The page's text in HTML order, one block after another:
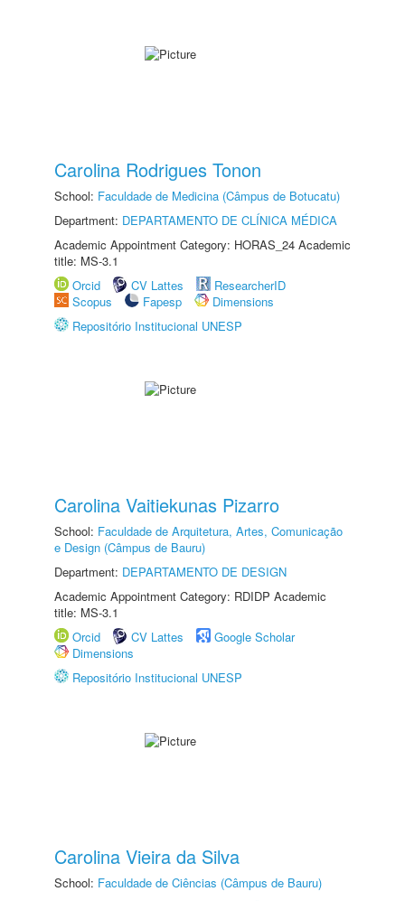
Carolina Rodrigues Tonon
School: Faculdade de Medicina (Câmpus de Botucatu)
Department: DEPARTAMENTO DE CLÍNICA MÉDICA
Academic Appointment Category: HORAS_24 Academic
title: MS-3.1
Orcid
CV Lattes
ResearcherID
Scopus
Fapesp
Dimensions
Repositório Institucional UNESP
Carolina Vaitiekunas Pizarro
School: Faculdade de Arquitetura, Artes, Comunicação
e Design (Câmpus de Bauru)
Department: DEPARTAMENTO DE DESIGN
Academic Appointment Category: RDIDP Academic
title: MS-3.1
Orcid
CV Lattes
Google Scholar
Dimensions
Repositório Institucional UNESP
Carolina Vieira da Silva
School: Faculdade de Ciências (Câmpus de Bauru)